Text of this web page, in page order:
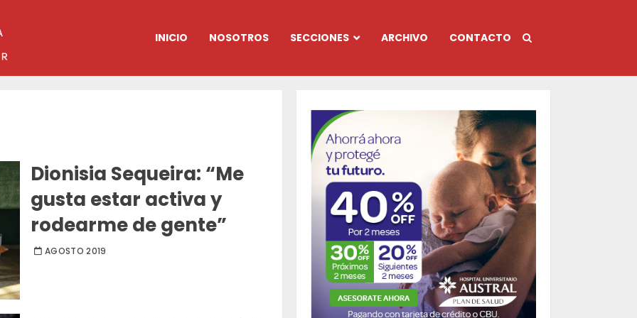
INICIO NOSOTROS SECCIONES ARCHIVO CONTACTO
Dionisia Sequeira: “Me
gusta estar activa y
rodearme de gente”
AGOSTO 2019